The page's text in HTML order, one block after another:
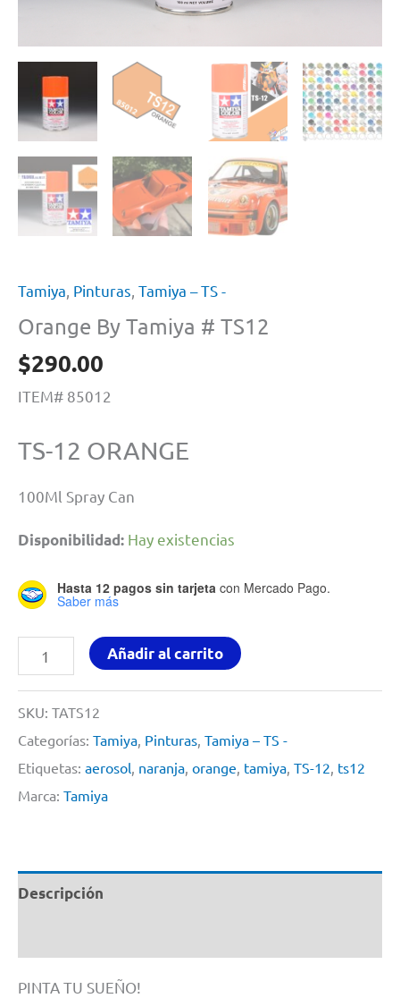
Tamiya, Pinturas, Tamiya – TS -
Orange By Tamiya # TS12
$290.00
ITEM# 85012
TS-12 ORANGE
100Ml Spray Can
Disponibilidad: Hay existencias
Hasta 12 pagos sin tarjeta con Mercado Pago.
Saber más
Orange
By
Tamiya
#
TS12
cantidad
Añadir al carrito
SKU: TATS12
Categorías: Tamiya, Pinturas, Tamiya – TS -
Etiquetas: aerosol, naranja, orange, tamiya, TS-12, ts12
Marca: Tamiya
Descripción
PINTA TU SUEÑO!